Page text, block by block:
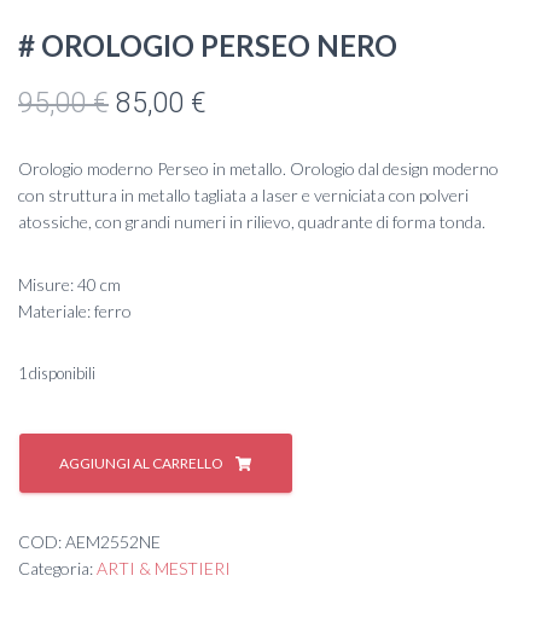
# OROLOGIO PERSEO NERO
95,00€ Il
originale
era:
95,00 €.
85,00 €
attuale
è:
Orologio moderno Perseo in metallo. Orologio dal design moderno
con struttura in metallo tagliata a laser e verniciata con polveri
atossiche, con grandi numeri in rilievo, quadrante di forma tonda.
Misure: 40 cm
Materiale: ferro
1 disponibili
#
OROLOGIO
PERSEO
quantità
AGGIUNGI AL CARRELLO
COD:AEM2552NE
Categoria:ARTI & MESTIERI